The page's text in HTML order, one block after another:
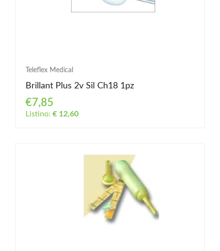
Teleflex Medical
Brillant Plus 2v Sil Ch18 1pz
€7,85
Listino: € 12,60